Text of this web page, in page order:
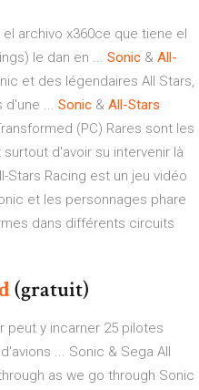
archivo x360ce que tiene el
le dan en ... Sonic & All-
et des légendaires All Stars,
d'une ... Sonic & All-Stars
(PC) Rares sont les
d'avoir su intervenir là
Stars Racing est un jeu vidéo
et les personnages phare
dans différents circuits
(gratuit)
peut y incarner 25 pilotes
... Sonic & Sega All
as we go through Sonic